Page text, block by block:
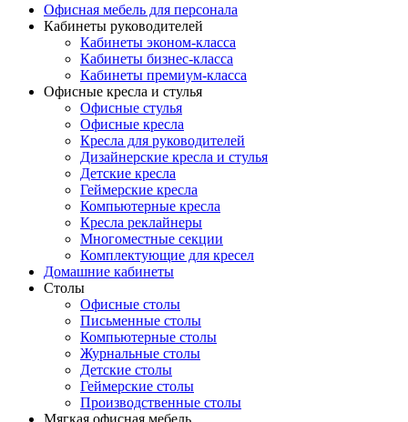
Офисная мебель для персонала
Кабинеты руководителей
Кабинеты эконом-класса
Кабинеты бизнес-класса
Кабинеты премиум-класса
Офисные кресла и стулья
Офисные стулья
Офисные кресла
Кресла для руководителей
Дизайнерские кресла и стулья
Детские кресла
Геймерские кресла
Компьютерные кресла
Кресла реклайнеры
Многоместные секции
Комплектующие для кресел
Домашние кабинеты
Столы
Офисные столы
Письменные столы
Компьютерные столы
Журнальные столы
Детские столы
Геймерские столы
Производственные столы
Мягкая офисная мебель